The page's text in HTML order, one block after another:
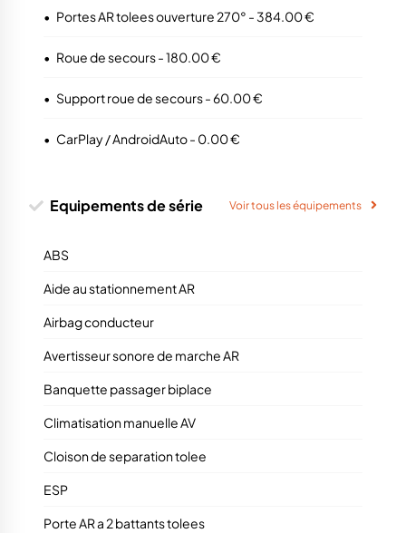
• Portes AR tolees ouverture 270° - 384.00 €
• Roue de secours - 180.00 €
• Support roue de secours - 60.00 €
• CarPlay / AndroidAuto - 0.00 €
Equipements de série Voir tous les équipements
ABS
Aide au stationnement AR
Airbag conducteur
Avertisseur sonore de marche AR
Banquette passager biplace
Climatisation manuelle AV
Cloison de separation tolee
ESP
Porte AR a 2 battants tolees